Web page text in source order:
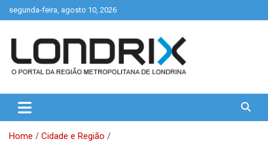
to
segunda-feira, agosto 10, 2026
Londrix
Home
Cidade e Região